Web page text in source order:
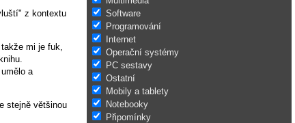
z kontextu
mi je fuk,
a
stejně většinou
Software
Programování
Internet
Operační systémy
PC sestavy
Ostatní
Mobily a tablety
Notebooky
Připomínky